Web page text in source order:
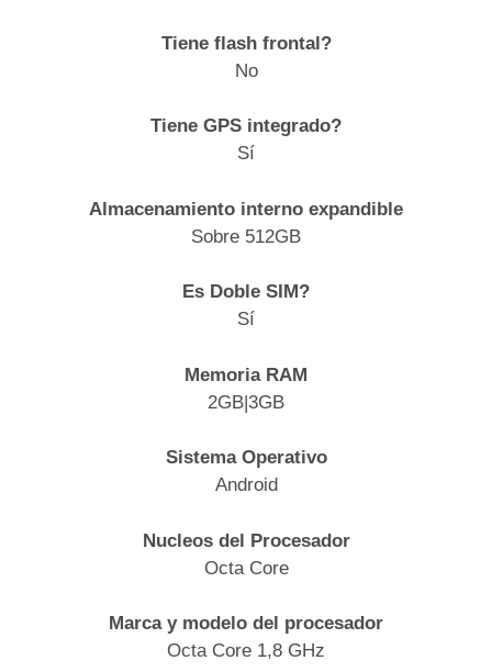
Tiene flash frontal?
No
Tiene GPS integrado?
Sí
Almacenamiento interno expandible
Sobre 512GB
Es Doble SIM?
Sí
Memoria RAM
2GB|3GB
Sistema Operativo
Android
Nucleos del Procesador
Octa Core
Marca y modelo del procesador
Octa Core 1,8 GHz